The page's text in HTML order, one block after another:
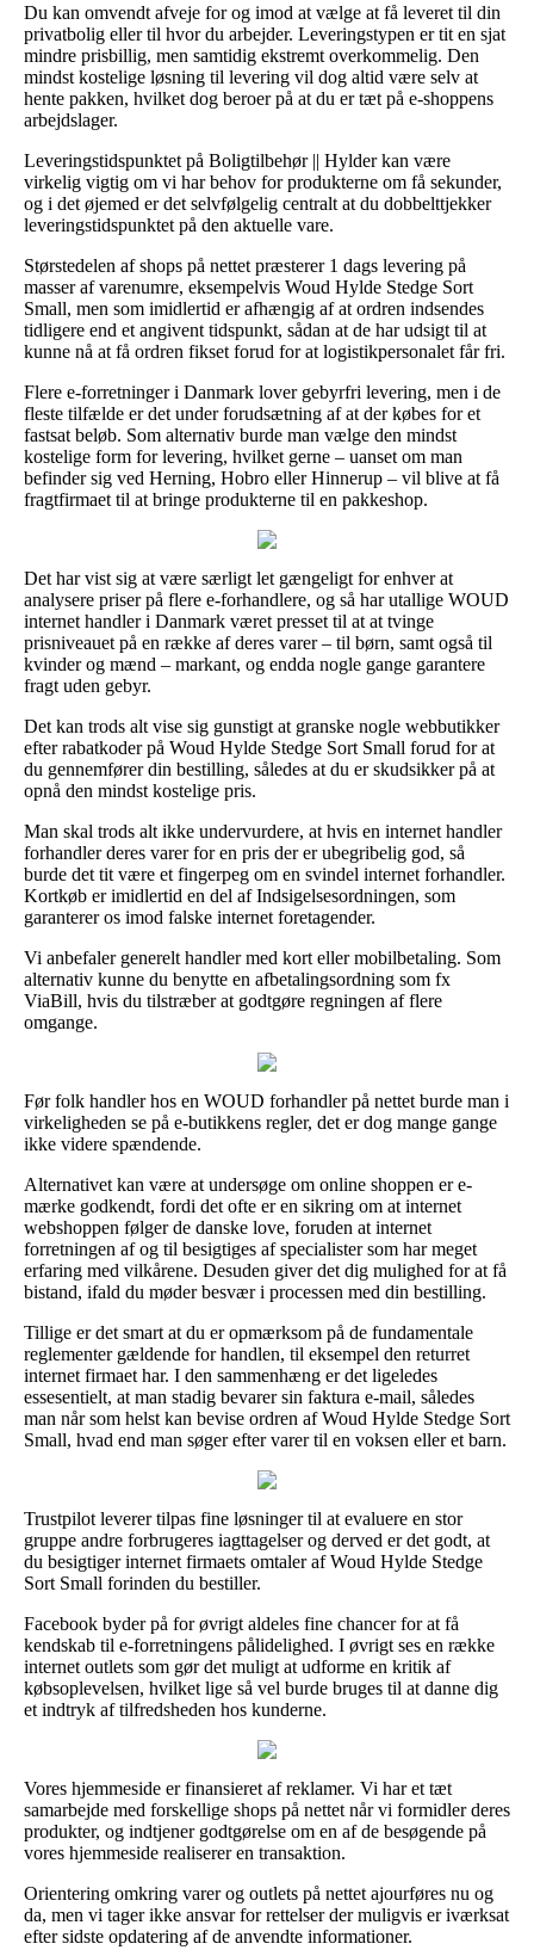
Du kan omvendt afveje for og imod at vælge at få leveret til din
privatbolig eller til hvor du arbejder. Leveringstypen er tit en sjat
mindre prisbillig, men samtidig ekstremt overkommelig. Den
mindst kostelige løsning til levering vil dog altid være selv at
hente pakken, hvilket dog beroer på at du er tæt på e-shoppens
arbejdslager.
Leveringstidspunktet på Boligtilbehør || Hylder kan være
virkelig vigtig om vi har behov for produkterne om få sekunder,
og i det øjemed er det selvfølgelig centralt at du dobbelttjekker
leveringstidspunktet på den aktuelle vare.
Størstedelen af shops på nettet præsterer 1 dags levering på
masser af varenumre, eksempelvis Woud Hylde Stedge Sort
Small, men som imidlertid er afhængig af at ordren indsendes
tidligere end et angivent tidspunkt, sådan at de har udsigt til at
kunne nå at få ordren fikset forud for at logistikpersonalet får fri.
Flere e-forretninger i Danmark lover gebyrfri levering, men i de
fleste tilfælde er det under forudsætning af at der købes for et
fastsat beløb. Som alternativ burde man vælge den mindst
kostelige form for levering, hvilket gerne – uanset om man
befinder sig ved Herning, Hobro eller Hinnerup – vil blive at få
fragtfirmaet til at bringe produkterne til en pakkeshop.
Det har vist sig at være særligt let gængeligt for enhver at
analysere priser på flere e-forhandlere, og så har utallige WOUD
internet handler i Danmark været presset til at at tvinge
prisniveauet på en række af deres varer – til børn, samt også til
kvinder og mænd – markant, og endda nogle gange garantere
fragt uden gebyr.
Det kan trods alt vise sig gunstigt at granske nogle webbutikker
efter rabatkoder på Woud Hylde Stedge Sort Small forud for at
du gennemfører din bestilling, således at du er skudsikker på at
opnå den mindst kostelige pris.
Man skal trods alt ikke undervurdere, at hvis en internet handler
forhandler deres varer for en pris der er ubegribelig god, så
burde det tit være et fingerpeg om en svindel internet forhandler.
Kortkøb er imidlertid en del af Indsigelsesordningen, som
garanterer os imod falske internet foretagender.
Vi anbefaler generelt handler med kort eller mobilbetaling. Som
alternativ kunne du benytte en afbetalingsordning som fx
ViaBill, hvis du tilstræber at godtgøre regningen af flere
omgange.
Før folk handler hos en WOUD forhandler på nettet burde man i
virkeligheden se på e-butikkens regler, det er dog mange gange
ikke videre spændende.
Alternativet kan være at undersøge om online shoppen er e-
mærke godkendt, fordi det ofte er en sikring om at internet
webshoppen følger de danske love, foruden at internet
forretningen af og til besigtiges af specialister som har meget
erfaring med vilkårene. Desuden giver det dig mulighed for at få
bistand, ifald du møder besvær i processen med din bestilling.
Tillige er det smart at du er opmærksom på de fundamentale
reglementer gældende for handlen, til eksempel den returret
internet firmaet har. I den sammenhæng er det ligeledes
essesentielt, at man stadig bevarer sin faktura e-mail, således
man når som helst kan bevise ordren af Woud Hylde Stedge Sort
Small, hvad end man søger efter varer til en voksen eller et barn.
Trustpilot leverer tilpas fine løsninger til at evaluere en stor
gruppe andre forbrugeres iagttagelser og derved er det godt, at
du besigtiger internet firmaets omtaler af Woud Hylde Stedge
Sort Small forinden du bestiller.
Facebook byder på for øvrigt aldeles fine chancer for at få
kendskab til e-forretningens pålidelighed. I øvrigt ses en række
internet outlets som gør det muligt at udforme en kritik af
købsoplevelsen, hvilket lige så vel burde bruges til at danne dig
et indtryk af tilfredsheden hos kunderne.
Vores hjemmeside er finansieret af reklamer. Vi har et tæt
samarbejde med forskellige shops på nettet når vi formidler deres
produkter, og indtjener godtgørelse om en af de besøgende på
vores hjemmeside realiserer en transaktion.
Orientering omkring varer og outlets på nettet ajourføres nu og
da, men vi tager ikke ansvar for rettelser der muligvis er iværksat
efter sidste opdatering af de anvendte informationer.